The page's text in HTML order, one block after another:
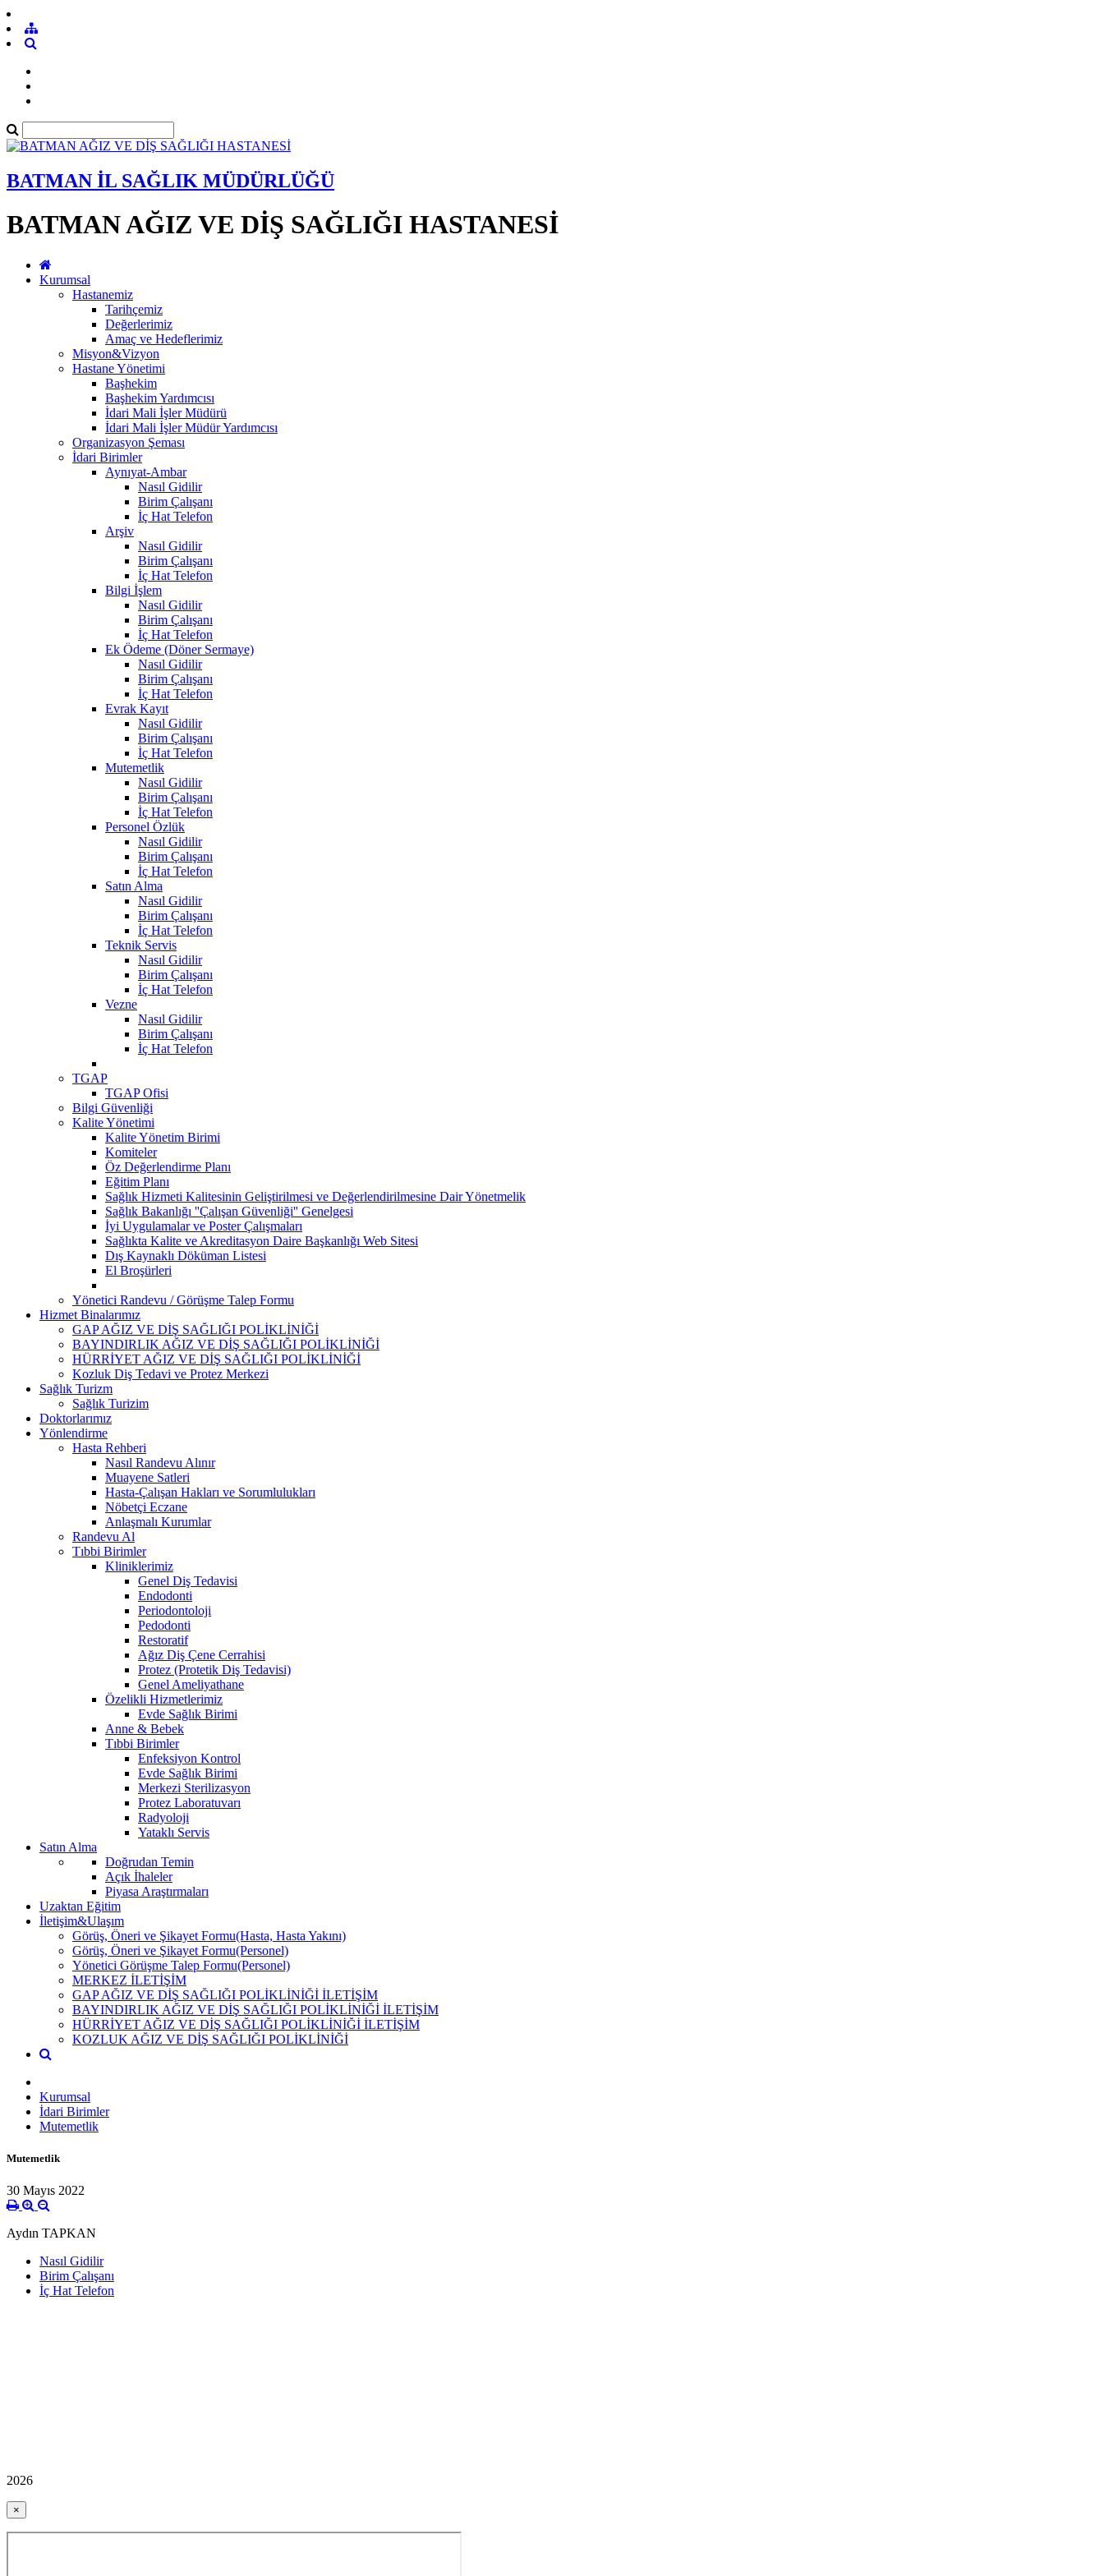
BATMAN İL SAĞLIK MÜDÜRLÜĞÜ
BATMAN AĞIZ VE DİŞ SAĞLIĞI HASTANESİ
Kurumsal
Hastanemiz
Tarihçemiz
Değerlerimiz
Amaç ve Hedeflerimiz
Misyon&Vizyon
Hastane Yönetimi
Başhekim
Başhekim Yardımcısı
İdari Mali İşler Müdürü
İdari Mali İşler Müdür Yardımcısı
Organizasyon Şeması
İdari Birimler
Aynıyat-Ambar
Nasıl Gidilir
Birim Çalışanı
İç Hat Telefon
Arşiv
Nasıl Gidilir
Birim Çalışanı
İç Hat Telefon
Bilgi İşlem
Nasıl Gidilir
Birim Çalışanı
İç Hat Telefon
Ek Ödeme (Döner Sermaye)
Nasıl Gidilir
Birim Çalışanı
İç Hat Telefon
Evrak Kayıt
Nasıl Gidilir
Birim Çalışanı
İç Hat Telefon
Mutemetlik
Nasıl Gidilir
Birim Çalışanı
İç Hat Telefon
Personel Özlük
Nasıl Gidilir
Birim Çalışanı
İç Hat Telefon
Satın Alma
Nasıl Gidilir
Birim Çalışanı
İç Hat Telefon
Teknik Servis
Nasıl Gidilir
Birim Çalışanı
İç Hat Telefon
Vezne
Nasıl Gidilir
Birim Çalışanı
İç Hat Telefon
TGAP
TGAP Ofisi
Bilgi Güvenliği
Kalite Yönetimi
Kalite Yönetim Birimi
Komiteler
Öz Değerlendirme Planı
Eğitim Planı
Sağlık Hizmeti Kalitesinin Geliştirilmesi ve Değerlendirilmesine Dair Yönetmelik
Sağlık Bakanlığı ''Çalışan Güvenliği'' Genelgesi
İyi Uygulamalar ve Poster Çalışmaları
Sağlıkta Kalite ve Akreditasyon Daire Başkanlığı Web Sitesi
Dış Kaynaklı Döküman Listesi
El Broşürleri
Yönetici Randevu / Görüşme Talep Formu
Hizmet Binalarımız
GAP AĞIZ VE DİŞ SAĞLIĞI POLİKLİNİĞİ
BAYINDIRLIK AĞIZ VE DİŞ SAĞLIĞI POLİKLİNİĞİ
HÜRRİYET AĞIZ VE DİŞ SAĞLIĞI POLİKLİNİĞİ
Kozluk Diş Tedavi ve Protez Merkezi
Sağlık Turizm
Sağlık Turizim
Doktorlarımız
Yönlendirme
Hasta Rehberi
Nasıl Randevu Alınır
Muayene Satleri
Hasta-Çalışan Hakları ve Sorumlulukları
Nöbetçi Eczane
Anlaşmalı Kurumlar
Randevu Al
Tıbbi Birimler
Kliniklerimiz
Genel Diş Tedavisi
Endodonti
Periodontoloji
Pedodonti
Restoratif
Ağız Diş Çene Cerrahisi
Protez (Protetik Diş Tedavisi)
Genel Ameliyathane
Özelikli Hizmetlerimiz
Evde Sağlık Birimi
Anne & Bebek
Tıbbi Birimler
Enfeksiyon Kontrol
Evde Sağlık Birimi
Merkezi Sterilizasyon
Protez Laboratuvarı
Radyoloji
Yataklı Servis
Satın Alma
Doğrudan Temin
Açık İhaleler
Piyasa Araştırmaları
Uzaktan Eğitim
İletişim&Ulaşım
Görüş, Öneri ve Şikayet Formu(Hasta, Hasta Yakını)
Görüş, Öneri ve Şikayet Formu(Personel)
Yönetici Görüşme Talep Formu(Personel)
MERKEZ İLETİŞİM
GAP AĞIZ VE DİŞ SAĞLIĞI POLİKLİNİĞİ İLETİŞİM
BAYINDIRLIK AĞIZ VE DİŞ SAĞLIĞI POLİKLİNİĞİ İLETİŞİM
HÜRRİYET AĞIZ VE DİŞ SAĞLIĞI POLİKLİNİĞİ İLETİŞİM
KOZLUK AĞIZ VE DİŞ SAĞLIĞI POLİKLİNİĞİ
Kurumsal
İdari Birimler
Mutemetlik
Mutemetlik
30 Mayıs 2022
Aydın TAPKAN
Nasıl Gidilir
Birim Çalışanı
İç Hat Telefon
2026
×